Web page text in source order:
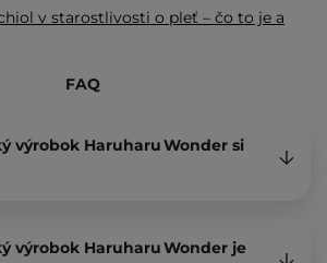
v starostlivosti o pleť – čo to je a
FAQ
výrobok Haruharu Wonder si
výrobok Haruharu Wonder je